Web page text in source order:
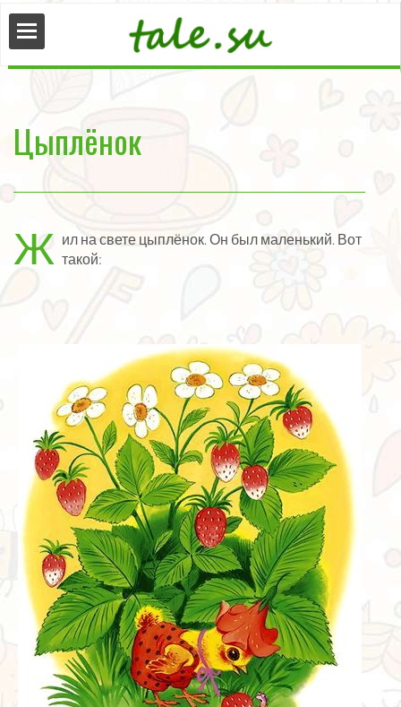
Цыплёнок
Ж ил на свете цыплёнок. Он был маленький. Вот
такой: